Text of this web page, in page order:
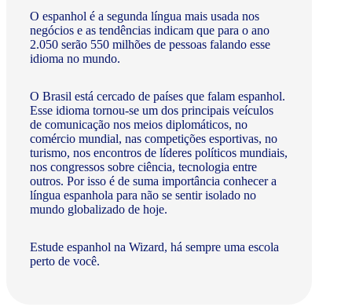
O espanhol é a segunda língua mais usada nos
negócios e as tendências indicam que para o ano
2.050 serão 550 milhões de pessoas falando esse
idioma no mundo.
O Brasil está cercado de países que falam espanhol.
Esse idioma tornou-se um dos principais veículos
de comunicação nos meios diplomáticos, no
comércio mundial, nas competições esportivas, no
turismo, nos encontros de líderes políticos mundiais,
nos congressos sobre ciência, tecnologia entre
outros. Por isso é de suma importância conhecer a
língua espanhola para não se sentir isolado no
mundo globalizado de hoje.
Estude espanhol na Wizard, há sempre uma escola
perto de você.